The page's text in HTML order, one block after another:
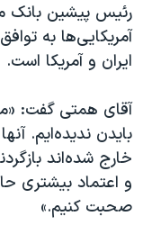
اعتراضات مردمی آبان
اسرائیل در جنگ
نرگس محمدی برنده
همایش
صفحه‌های ویژه
سفر پرزیدنت ترامپ
رئیس پیشین بانک
آمریکایی‌ها به
ایران و آمریکا است.
آقای همتی گفت:
بایدن ندیده‌ایم.
خارج شده‌اند
و اعتماد بیشتری
صحبت کنیم.»